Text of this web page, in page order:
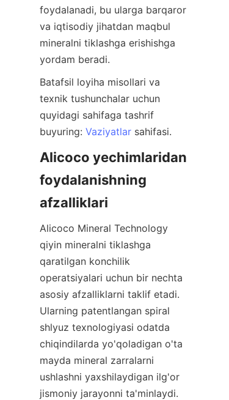
foydalanadi, bu ularga barqaror
va iqtisodiy jihatdan maqbul
mineralni tiklashga erishishga
Batafsil loyiha misollari va
texnik tushunchalar uchun
quyidagi sahifaga tashrif
buyuring: Vaziyatlar
Alicoco yechimlaridan
foydalanishning
Alicoco Mineral Technology
qiyin mineralni tiklashga
qaratilgan konchilik
operatsiyalari uchun bir nechta
asosiy afzalliklarni taklif etadi.
Ularning patentlangan spiral
shlyuz texnologiyasi odatda
chiqindilarda yo'qoladigan o'ta
mayda mineral zarralarni
ushlashni yaxshilaydigan ilg'or
jismoniy jarayonni ta'minlaydi.